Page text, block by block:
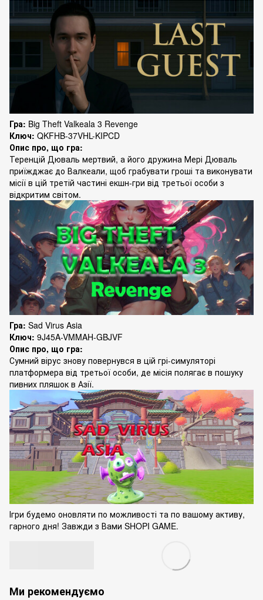
Гра: Big Theft Valkeala 3 Revenge
Ключ: QKFHB-37VHL-KIPCD
Опис про, що гра:
Теренцій Дюваль мертвий, а його дружина Мері Дюваль
приїжджає до Валкеали, щоб грабувати гроші та виконувати
місії в цій третій частині екшн-гри від третьої особи з
відкритим світом.
Гра: Sad Virus Asia
Ключ: 9J45A-VMMAH-GBJVF
Опис про, що гра:
Сумний вірус знову повернувся в цій грі-симуляторі
платформера від третьої особи, де місія полягає в пошуку
пивних пляшок в Азії.
Ігри будемо оновляти по можливості та по вашому активу,
гарного дня! Завжди з Вами SHOPI GAME.
Ми рекомендуємо